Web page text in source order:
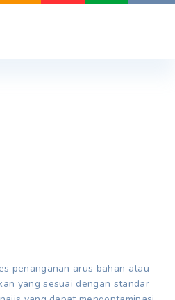
penanganan arus bahan atau
yang sesuai dengan standar